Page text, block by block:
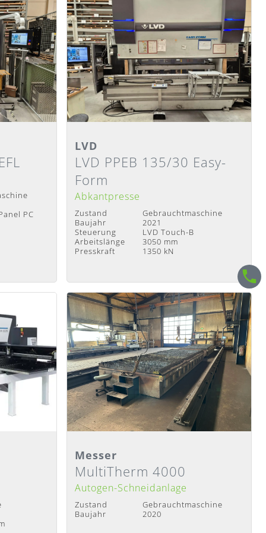
PC
Detailansicht
Lieferzeit : Sofort verfügbar
LVD
LVD PPEB 135/30 Easy-
Form
Abkantpresse
Zustand
Gebrauchtmaschine
Baujahr
2021
Steuerung
LVD Touch-B
Arbeitslänge
3050 mm
Presskraft
1350 kN
Detailansicht
Lieferzeit: Sofort verfügbar
Messer
MultiTherm 4000
Autogen-Schneidanlage
Zustand
Gebrauchtmaschine
Baujahr
2020